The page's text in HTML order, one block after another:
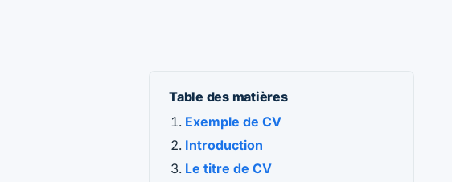
Table des matières
Exemple de CV
Introduction
Le titre de CV